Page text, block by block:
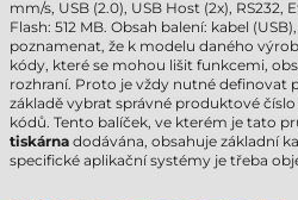
mm/s, USB (2.0), USB Host (2x), RS232,
Flash: 512 MB. Obsah balení: kabel
poznamenat, že k modelu daného
kódy, které se mohou lišit funkcemi,
rozhraní. Proto je vždy nutné definovat
základě vybrat správné produktové
kódů. Tento balíček, ve kterém je tato
tiskárna dodávána, obsahuje základní
specifické aplikační systémy je třeba